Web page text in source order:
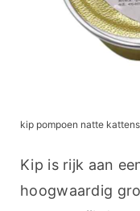
kip pompoen natte
Kip is rijk aan
hoogwaardig